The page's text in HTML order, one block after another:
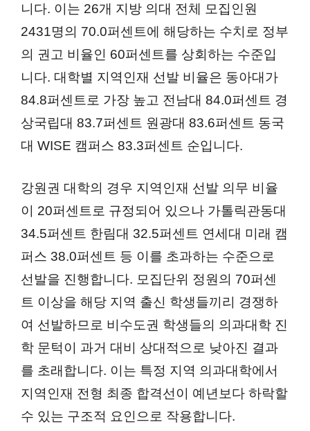
니다. 이는 26개 지방 의대 전체 모집인원
2431명의 70.0퍼센트에 해당하는 수치로 정부
의 권고 비율인 60퍼센트를 상회하는 수준입
니다. 대학별 지역인재 선발 비율은 동아대가
84.8퍼센트로 가장 높고 전남대 84.0퍼센트 경
상국립대 83.7퍼센트 원광대 83.6퍼센트 동국
대 WISE 캠퍼스 83.3퍼센트 순입니다.
강원권 대학의 경우 지역인재 선발 의무 비율
이 20퍼센트로 규정되어 있으나 가톨릭관동대
34.5퍼센트 한림대 32.5퍼센트 연세대 미래 캠
퍼스 38.0퍼센트 등 이를 초과하는 수준으로
선발을 진행합니다. 모집단위 정원의 70퍼센
트 이상을 해당 지역 출신 학생들끼리 경쟁하
여 선발하므로 비수도권 학생들의 의과대학 진
학 문턱이 과거 대비 상대적으로 낮아진 결과
를 초래합니다. 이는 특정 지역 의과대학에서
지역인재 전형 최종 합격선이 예년보다 하락할
수 있는 구조적 요인으로 작용합니다.